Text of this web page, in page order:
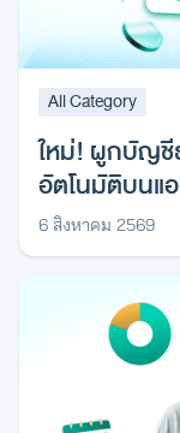
All Category
ใหม่! ผูกบัญชี
อัตโนมัติบนแ
6 สิงหาคม 2569